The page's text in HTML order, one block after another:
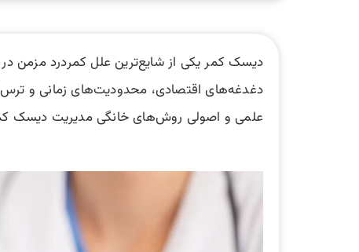
دیسک کمر یکی از شایع‌ترین علل کمردرد مزمن
دغدغه‌های اقتصادی، محدودیت‌های زمانی و ترس
علمی و اصولی روش‌های خانگی مدیریت دیسک